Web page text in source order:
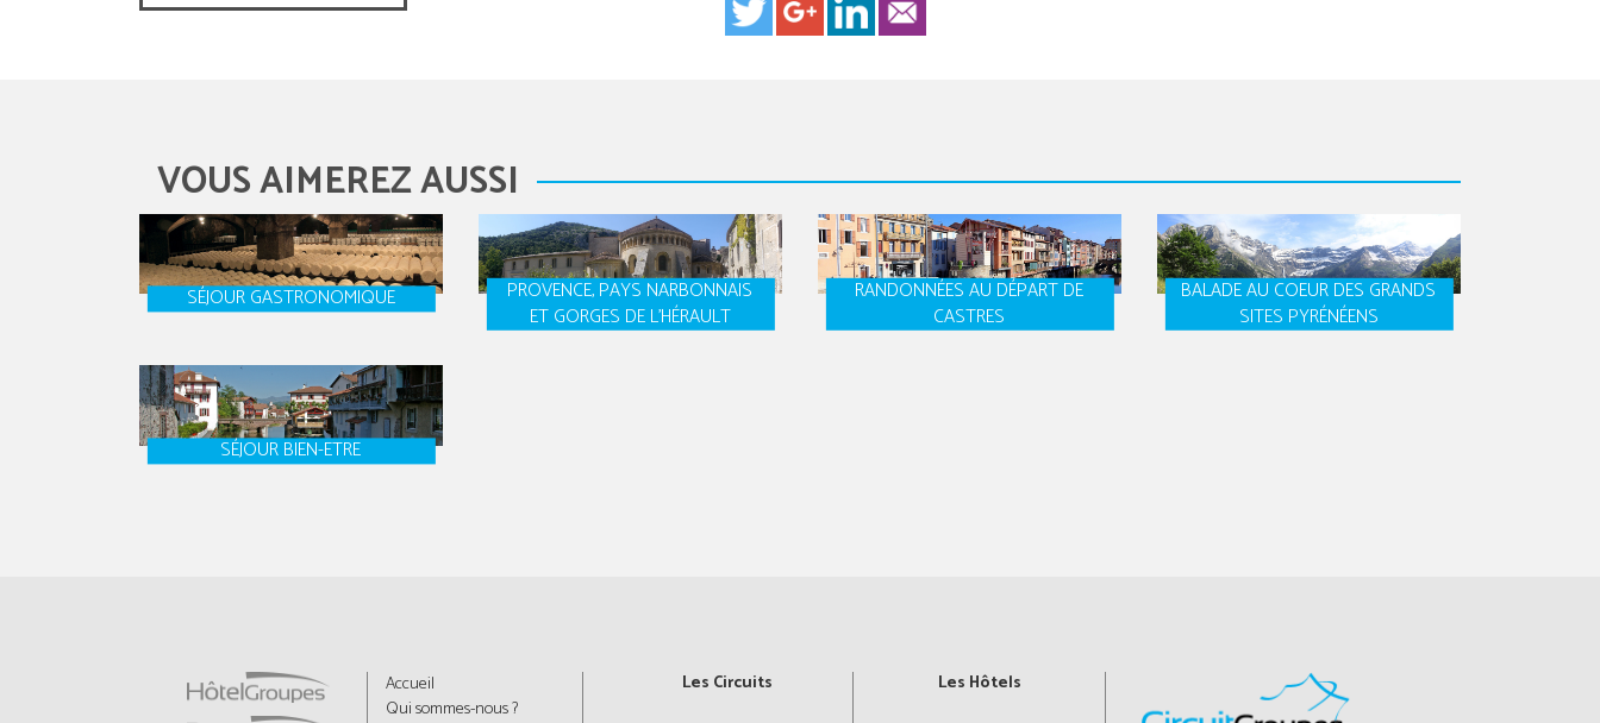
VOUS AIMEREZ AUSSI
SÉJOUR GASTRONOMIQUE
PROVENCE, PAYS NARBONNAIS
ET GORGES DE L'HÉRAULT
RANDONNÉES AU DÉPART DE
CASTRES
BALADE AU COEUR DES GRANDS
SITES PYRÉNÉENS
SÉJOUR BIEN-ETRE
Accueil
Qui sommes-nous ?
Les Circuits
Les Hôtels